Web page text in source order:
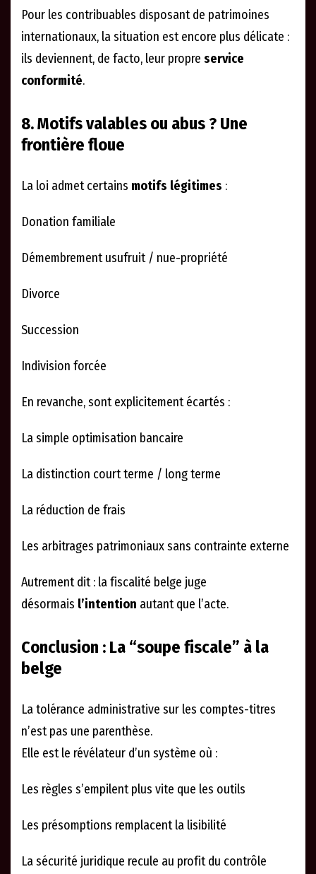
Pour les contribuables disposant de patrimoines
internationaux, la situation est encore plus délicate :
ils deviennent, de facto, leur propre service
conformité.
8. Motifs valables ou abus ? Une
frontière floue
La loi admet certains motifs légitimes :
Donation familiale
Démembrement usufruit / nue-propriété
Divorce
Succession
Indivision forcée
En revanche, sont explicitement écartés :
La simple optimisation bancaire
La distinction court terme / long terme
La réduction de frais
Les arbitrages patrimoniaux sans contrainte externe
Autrement dit : la fiscalité belge juge
désormais l’intention autant que l’acte.
Conclusion : La “soupe fiscale” à la
belge
La tolérance administrative sur les comptes-titres
n’est pas une parenthèse.
Elle est le révélateur d’un système où :
Les règles s’empilent plus vite que les outils
Les présomptions remplacent la lisibilité
La sécurité juridique recule au profit du contrôle